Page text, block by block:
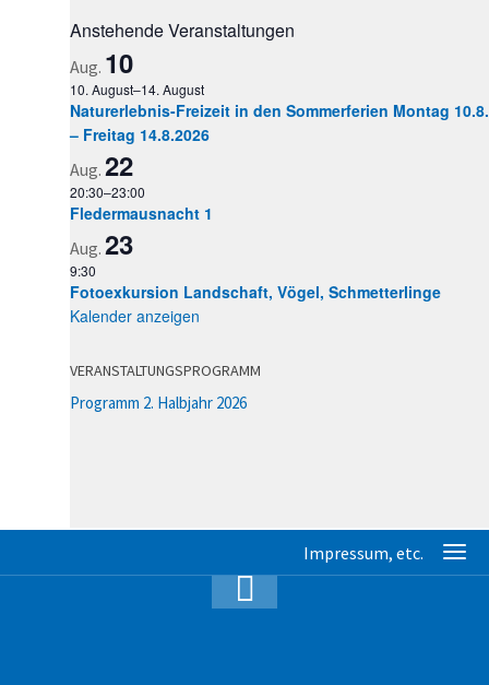
Anstehende Veranstaltungen
Aug. 10
10. August–14. August
Naturerlebnis-Freizeit in den Sommerferien Montag 10.8.
– Freitag 14.8.2026
Aug. 22
20:30–23:00
Fledermausnacht 1
Aug. 23
9:30
Fotoexkursion Landschaft, Vögel, Schmetterlinge
Kalender anzeigen
VERANSTALTUNGSPROGRAMM
Programm 2. Halbjahr 2026